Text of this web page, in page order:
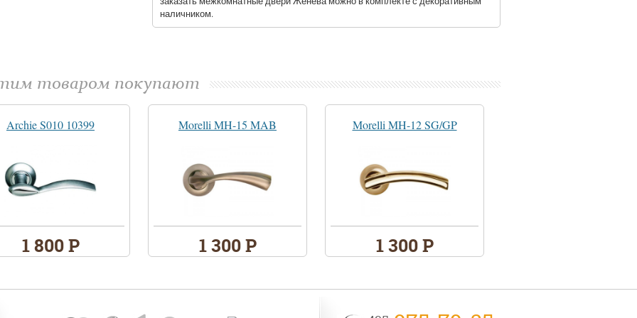
наличником.
товаром покупают
Archie S010 10399
1 800 Р
Morelli MH-15 MAB
1 300 Р
Morelli MH-12 SG/GP
1 300 Р